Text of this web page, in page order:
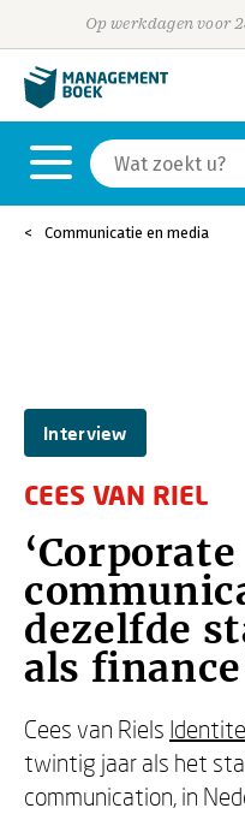
Op werkdagen voor
Communicatie en media
Interview
CEES VAN RIEL
‘Corporate
dezelfde
als
Cees van Riels
twintig jaar als het
communication, in